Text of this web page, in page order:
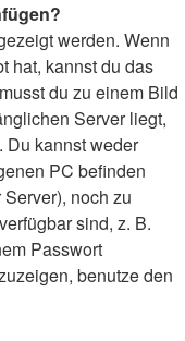
werden. Wenn
hat, kannst du das
du zu einem Bild
Server liegt,
Du kannst weder
PC befinden
noch zu
sind, z. B.
Passwort
benutze den